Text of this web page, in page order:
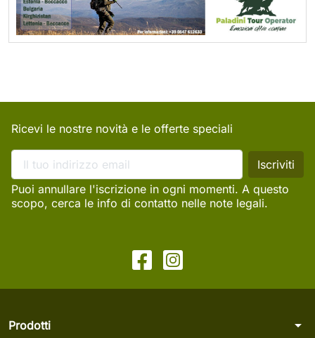
Ricevi le nostre novità e le offerte speciali
Puoi annullare l'iscrizione in ogni momenti. A questo
scopo, cerca le info di contatto nelle note legali.
Prodotti arrow_drop_down